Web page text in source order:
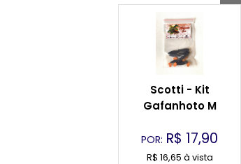
Scotti - Kit
Gafanhoto M
POR: R$ 17,90
R$ 16,65 à vista